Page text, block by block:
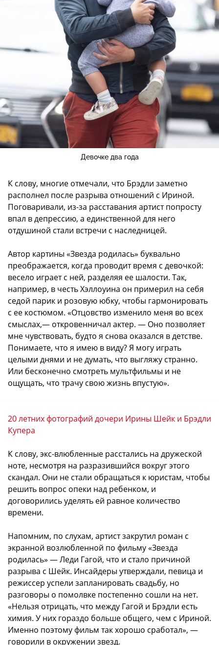
Девочке два года
К слову, многие отмечали, что Брэдли заметно
располнел после разрыва отношений с Ириной.
Поговаривали, из-за расставания артист попросту
впал в депрессию, а единственной для него
отдушиной стали встречи с наследницей.
Автор картины «Звезда родилась» буквально
преображается, когда проводит время с девочкой:
весело играет с ней, разделяя ее шалости. Так,
например, в честь Хэллоуина он примерил на себя
седой парик и розовую юбку, чтобы гармонировать
с ее костюмом. «Отцовство изменило меня во всех
смыслах,— откровенничал актер. — Оно позволяет
мне чувствовать, будто я снова оказался в детстве.
Понимаете, что я имею в виду? Я могу играть
целыми днями и не думать, что выгляжу странно.
Или бесконечно смотреть мультфильмы и не
ощущать, что трачу свою жизнь впустую».
20 летних фотографий дочери Ирины Шейк и Брэдли
Купера
К слову, экс-влюбленные расстались на дружеской
ноте, несмотря на разразившийся вокруг этого
скандал. Они не стали обращаться к юристам, чтобы
решить вопрос опеки над ребенком, и
договорились уделять ей равное количество
времени.
Напомним, по слухам, артист закрутил роман с
экранной возлюбленной по фильму «Звезда
родилась» — Леди Гагой, что и стало причиной
разрыва с Шейк. Инсайдеры утверждали, певица и
режиссер успели запланировать свадьбу, но
разговоры о помолвке постепенно сошли на нет.
«Нельзя отрицать, что между Гагой и Брэдли есть
химия. У них гораздо больше общего, чем с Ириной.
Именно поэтому фильм так хорошо сработал», —
говорили в окружении звезд.